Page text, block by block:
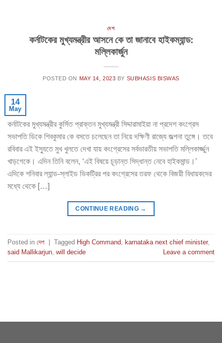
দেশ
কর্নাটকের মুখ্যমন্ত্রীর আসনে কে তা জানাবে হাইকম্যান্ড:
মল্লিকার্জুন
POSTED ON MAY 14, 2023 BY SUBHASIS BISWAS
14
May
কর্নাটকের মুখ্যমন্ত্রীর কুর্সিত প্রাক্তন মুখ্যমন্ত্রী সিদ্দারামাইয়া না প্রদেশ কংগ্রেস
সভাপতি ডিকে শিবকুমার কে বসতে চলেছেন তা নিয়ে দক্ষিণী রাজ্যে জল্পনা তুঙ্গে। তবে
রবিবার এই ইস্যুতে মুখ খুলতে দেখা যায় কংগ্রেসের সর্বভারতীয় সভাপতি মল্লিকার্জ্জুন
খাড়গেকে। এদিন তিনি বলেন, ‘এই বিষয়ে চূড়ান্ত সিদ্ধান্ত নেবে হাইকমান্ড।’
এদিকে শনিবার ল্যান্ড-স্লাইড ভিকট্রির পর কংগ্রেসের তরফ থেকে বিজয়ী বিধায়কদের
মধ্যে থেকে […]
CONTINUE READING →
Posted in দেশ Tagged High Command karnataka next chief minister,
said Mallikarjun will decide Leave a comment